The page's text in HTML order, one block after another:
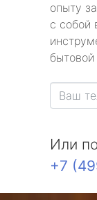
опыту
с собой
бытовой
Или
+7